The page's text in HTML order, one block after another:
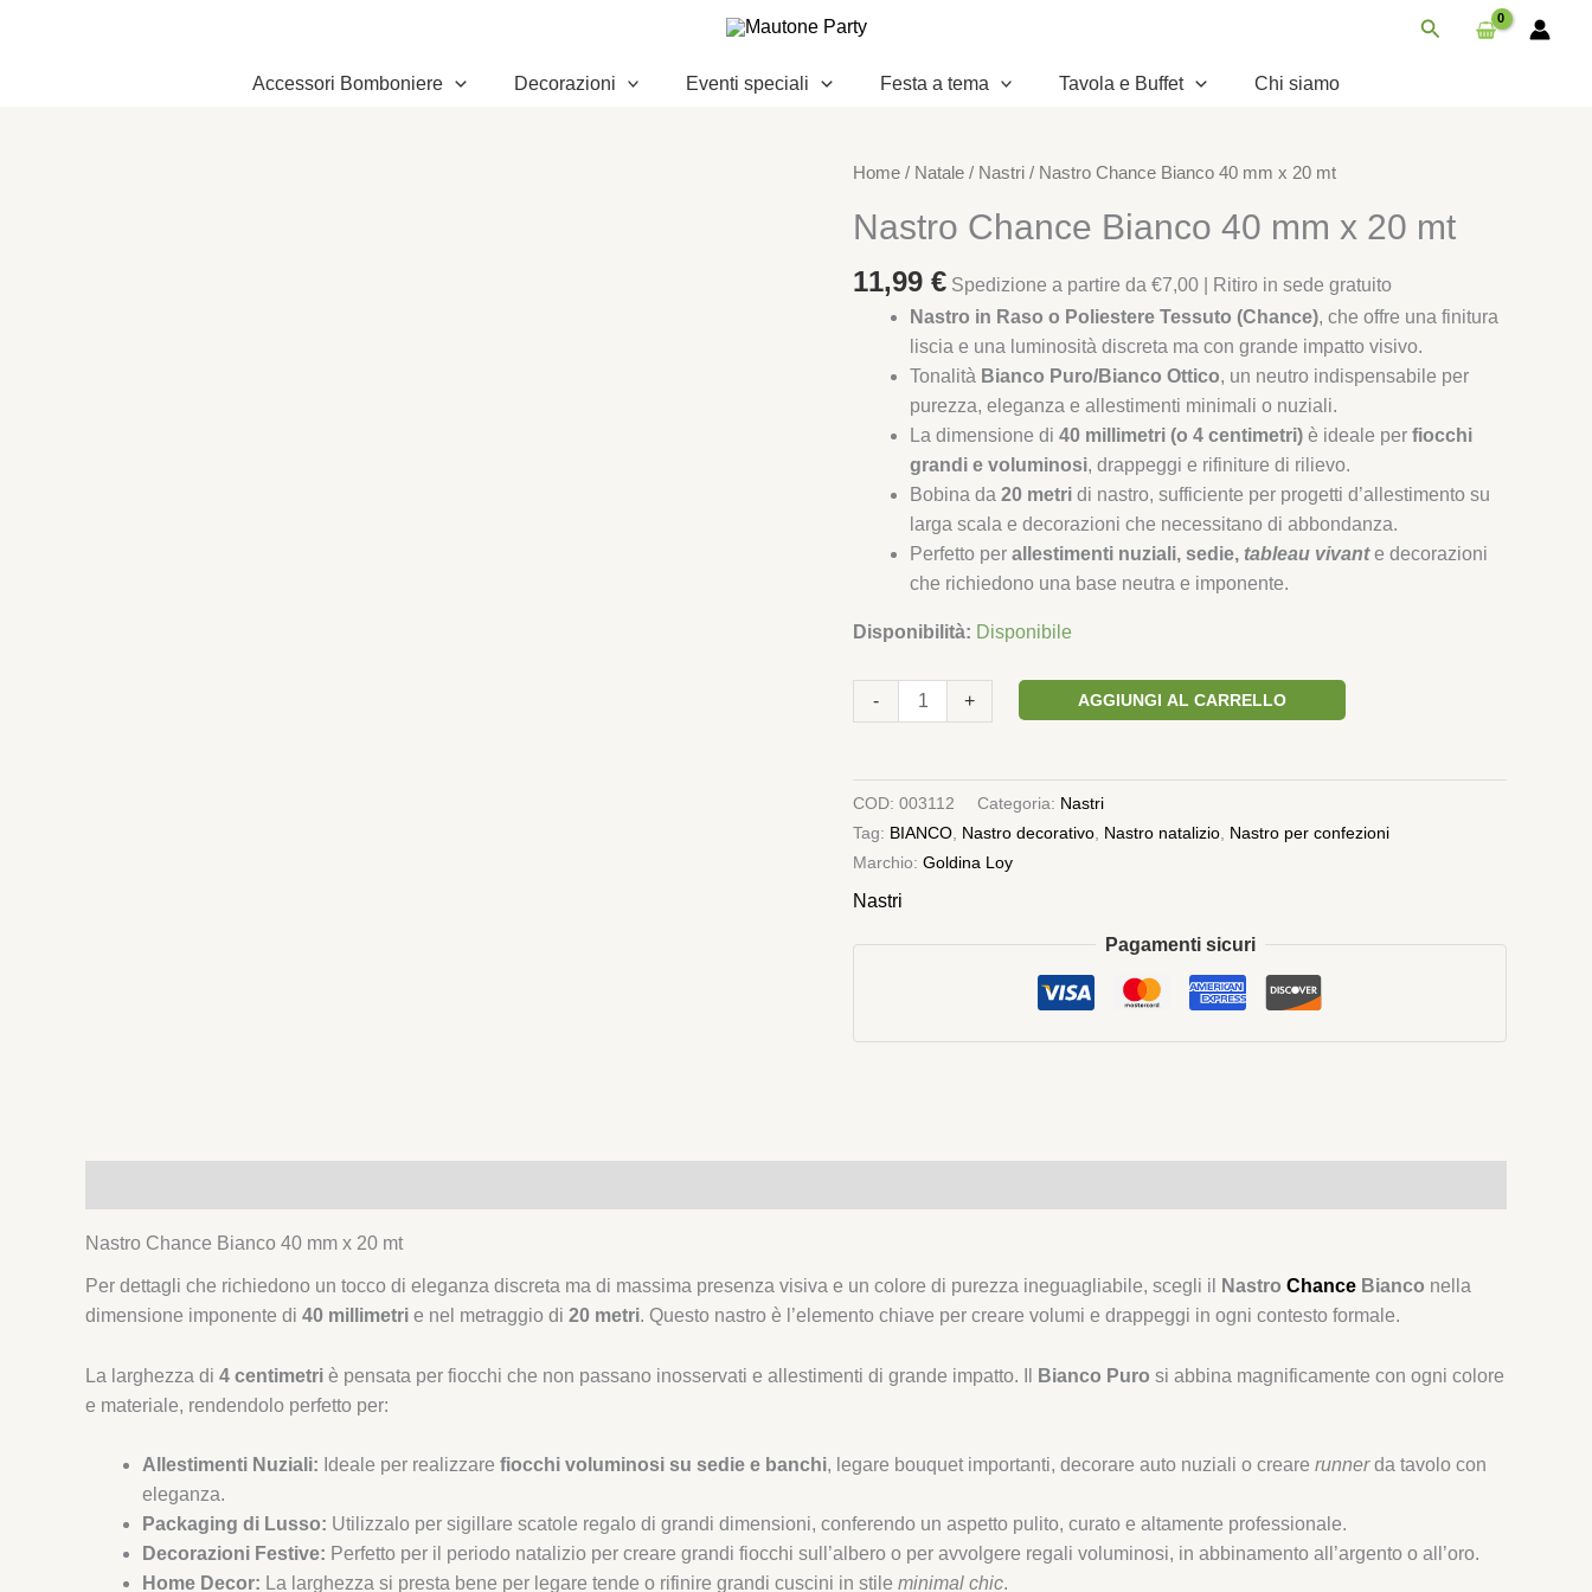
Cerca
Accessori Bomboniere Decorazioni Eventi speciali Festa a tema Tavola e Buffet Chi siamo
Home / Natale / Nastri / Nastro Chance Bianco 40 mm x 20 mt
Nastro Chance Bianco 40 mm x 20 mt
11,99 € Spedizione a partire da €7,00 | Ritiro in sede gratuito
Nastro in Raso o Poliestere Tessuto (Chance), che offre una finitura
liscia e una luminosità discreta ma con grande impatto visivo.
Tonalità Bianco Puro/Bianco Ottico, un neutro indispensabile per
purezza, eleganza e allestimenti minimali o nuziali.
La dimensione di 40 millimetri (o 4 centimetri) è ideale per fiocchi
grandi e voluminosi, drappeggi e rifiniture di rilievo.
Bobina da 20 metri di nastro, sufficiente per progetti d’allestimento su
larga scala e decorazioni che necessitano di abbondanza.
Perfetto per allestimenti nuziali, sedie, tableau vivante decorazioni
che richiedono una base neutra e imponente.
Disponibilità: Disponibile
-
Nastro
Bianco
mm
quantità
+ AGGIUNGI AL CARRELLO
COD: 003112 Categoria: Nastri
Tag: BIANCO, Nastro decorativo, Nastro natalizio, Nastro per confezioni
Marchio: Goldina Loy
Nastri
Pagamenti sicuri
Nastro Chance Bianco 40 mm x 20 mt
Per dettagli che richiedono un tocco di eleganza discreta ma di massima presenza visiva e un colore di purezza ineguagliabile, scegli il Nastro Chance Bianco nella
dimensione imponente di 40 millimetri e nel metraggio di 20 metri. Questo nastro è l’elemento chiave per creare volumi e drappeggi in ogni contesto formale.
La larghezza di 4 centimetri è pensata per fiocchi che non passano inosservati e allestimenti di grande impatto. Il Bianco Puro si abbina magnificamente con ogni colore
e materiale, rendendolo perfetto per:
Allestimenti Nuziali: Ideale per realizzare fiocchi voluminosi su sedie e banchi, legare bouquet importanti, decorare auto nuziali o creare runnerda tavolo con
eleganza.
Packaging di Lusso: Utilizzalo per sigillare scatole regalo di grandi dimensioni, conferendo un aspetto pulito, curato e altamente professionale.
Decorazioni Festive: Perfetto per il periodo natalizio per creare grandi fiocchi sull’albero o per avvolgere regali voluminosi, in abbinamento all’argento o all’oro.
Home Decor: La larghezza si presta bene per legare tende o rifinire grandi cuscini in stile minimal chic.
20